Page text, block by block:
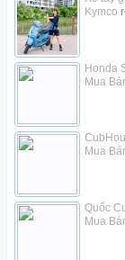
Kymco
Honda
Mua
Mua
Quốc
Mua